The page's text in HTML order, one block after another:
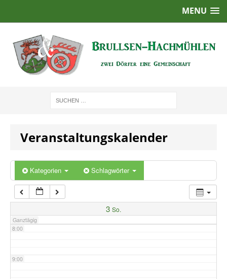
MENU
Veranstaltungskalender
Kategorien Schlagwörter
3 So.
Ganztägig
2:00
5:00
7:00
8:00
9:00